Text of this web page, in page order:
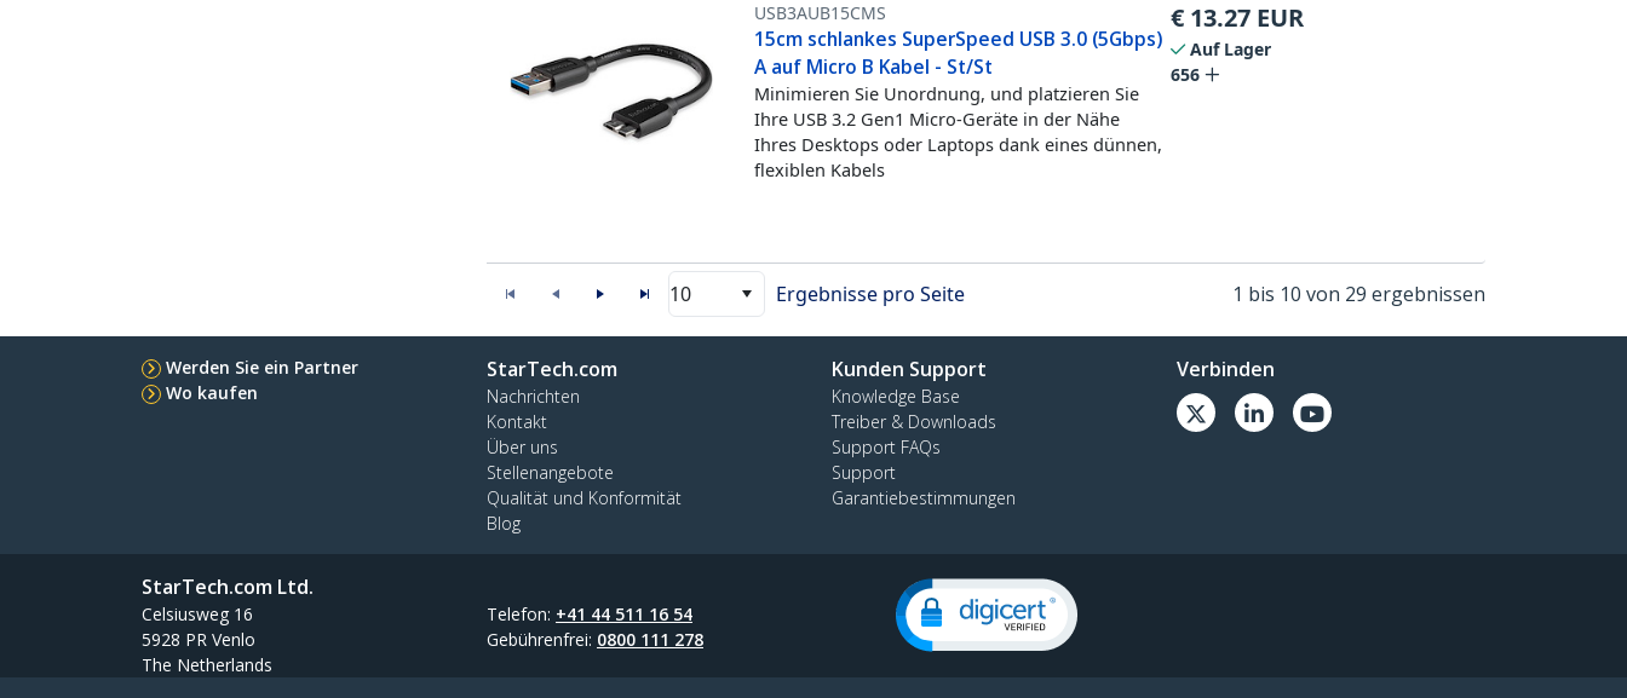
USB3AUB15CMS
15cm schlankes SuperSpeed USB 3.0 (5Gbps)
A auf Micro B Kabel - St/St
Minimieren Sie Unordnung, und platzieren Sie
Ihre USB 3.2 Gen1 Micro-Geräte in der Nähe
Ihres Desktops oder Laptops dank eines dünnen,
flexiblen Kabels
€ 13.27 EUR
Auf Lager
656
10 Ergebnisse pro Seite 1 bis 10 von 29 ergebnissen
Werden Sie ein Partner
Wo kaufen
StarTech.com
Nachrichten
Kontakt
Über uns
Stellenangebote
Qualität und Konformität
Blog
Kunden Support
Knowledge Base
Treiber & Downloads
Support FAQs
Support
Garantiebestimmungen
Verbinden
StarTech.com Ltd.
Celsiusweg 16
5928 PR Venlo
The Netherlands
Telefon: +41 44 511 16 54
Gebührenfrei: 0800 111 278